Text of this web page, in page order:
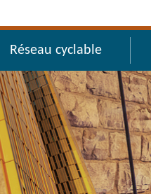
Réseau cyclable